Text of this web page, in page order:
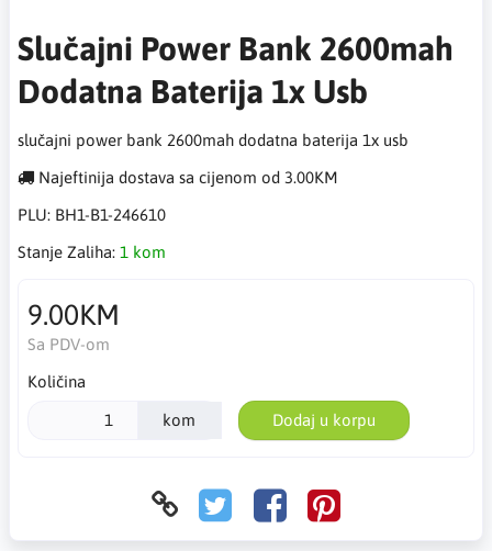
Slučajni Power Bank 2600mah
Dodatna Baterija 1x Usb
slučajni power bank 2600mah dodatna baterija 1x usb
Najeftinija dostava sa cijenom od 3.00KM
PLU: BH1-B1-246610
Stanje Zaliha: 1 kom
9.00KM
Sa PDV-om
Količina
kom Dodaj u korpu